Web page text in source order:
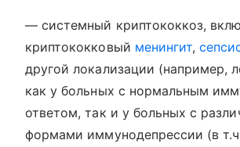
— системный криптококкоз,
криптококковый менингит,
другой локализации (например,
как у больных с нормальным
ответом, так и у больных с
формами иммунодепрессии (в